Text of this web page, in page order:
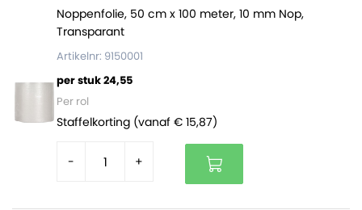
Noppenfolie, 50 cm x 100 meter, 10 mm Nop,
Transparant
Artikelnr: 9150001
per stuk 24,55
Per rol
Staffelkorting (vanaf € 15,87)
- +